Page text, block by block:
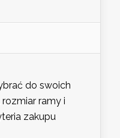
do swoich
ramy i
zakupu